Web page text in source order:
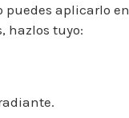
puedes aplicarlo en
hazlos tuyo: